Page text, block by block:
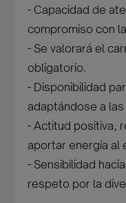
- Capacidad de
compromiso con
- Se valorará el
obligatorio.
- Disponibilidad
adaptándose a
- Actitud positiva,
aportar energía al
- Sensibilidad
respeto por la